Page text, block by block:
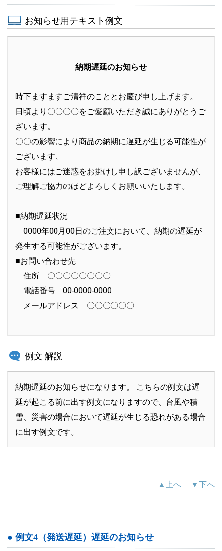
お知らせ用テキスト例文
納期遅延のお知らせ
時下ますますご清祥のこととお慶び申し上げます。
日頃より〇〇〇〇をご愛顧いただき誠にありがとうご
ざいます。
〇〇の影響により商品の納期に遅延が生じる可能性が
ございます。
お客様にはご迷惑をお掛けし申し訳ございませんが、
ご理解ご協力のほどよろしくお願いいたします。
■納期遅延状況
0000年00月00日のご注文において、納期の遅延が
発生する可能性がございます。
■お問い合わせ先
住所 〇〇〇〇〇〇〇〇
電話番号 00-0000-0000
メールアドレス 〇〇〇〇〇〇
例文 解説
納期遅延のお知らせになります。 こちらの例文は遅
延が起こる前に出す例文になりますので、台風や積
雪、災害の場合において遅延が生じる恐れがある場合
に出す例文です。
▲上へ ▼下へ
● 例文4（発送遅延）遅延のお知らせ